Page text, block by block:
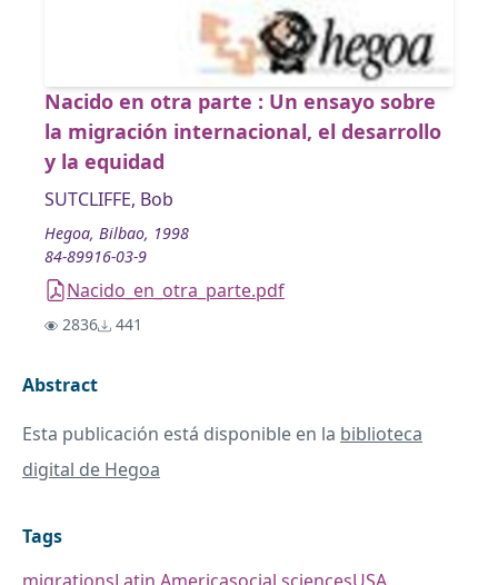
Nacido en otra parte : Un ensayo sobre
la migración internacional, el desarrollo
y la equidad
SUTCLIFFE, Bob
Hegoa, Bilbao, 1998
84-89916-03-9
Nacido_en_otra_parte.pdf
2836 441
Abstract
Esta publicación está disponible en la biblioteca
digital de Hegoa
Tags